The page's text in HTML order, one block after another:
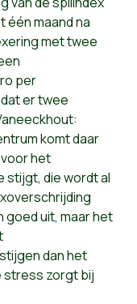
één maand na
met twee
per
er twee
komt daar
het
stijgt, die wordt al
goed uit, maar het
dan het
stress zorgt bij